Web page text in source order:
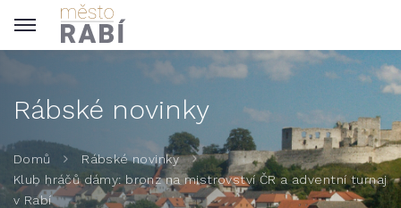
Rábské novinky
Domů
Rábské novinky
Klub hráčů dámy: bronz na mistrovství ČR a adventní turnaj
v Rabí